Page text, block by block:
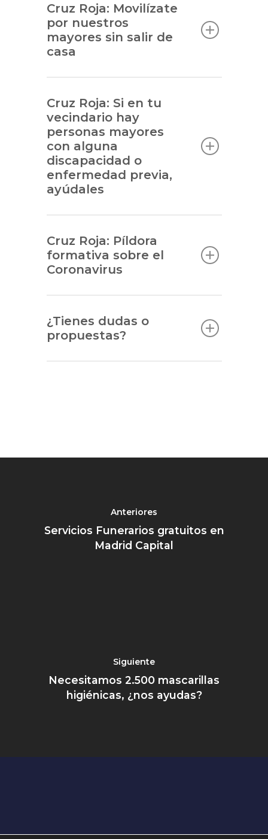
Cruz Roja: Movilízate
por nuestros
mayores sin salir de
casa
Cruz Roja: Si en tu
vecindario hay
personas mayores
con alguna
discapacidad o
enfermedad previa,
ayúdales
Cruz Roja: Píldora
formativa sobre el
Coronavirus
¿Tienes dudas o
propuestas?
Anteriores
Servicios Funerarios gratuitos en
Madrid Capital
Siguiente
Necesitamos 2.500 mascarillas
higiénicas, ¿nos ayudas?